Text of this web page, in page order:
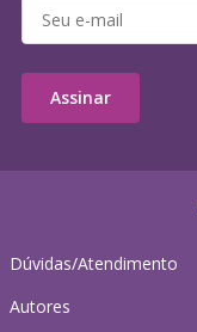
Dúvidas/Atendimento
Autores
Assinar